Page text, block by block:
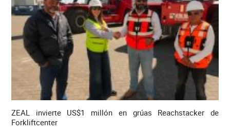
ZEAL invierte US$1 millón en grúas Reachstacker de
Forkliftcenter